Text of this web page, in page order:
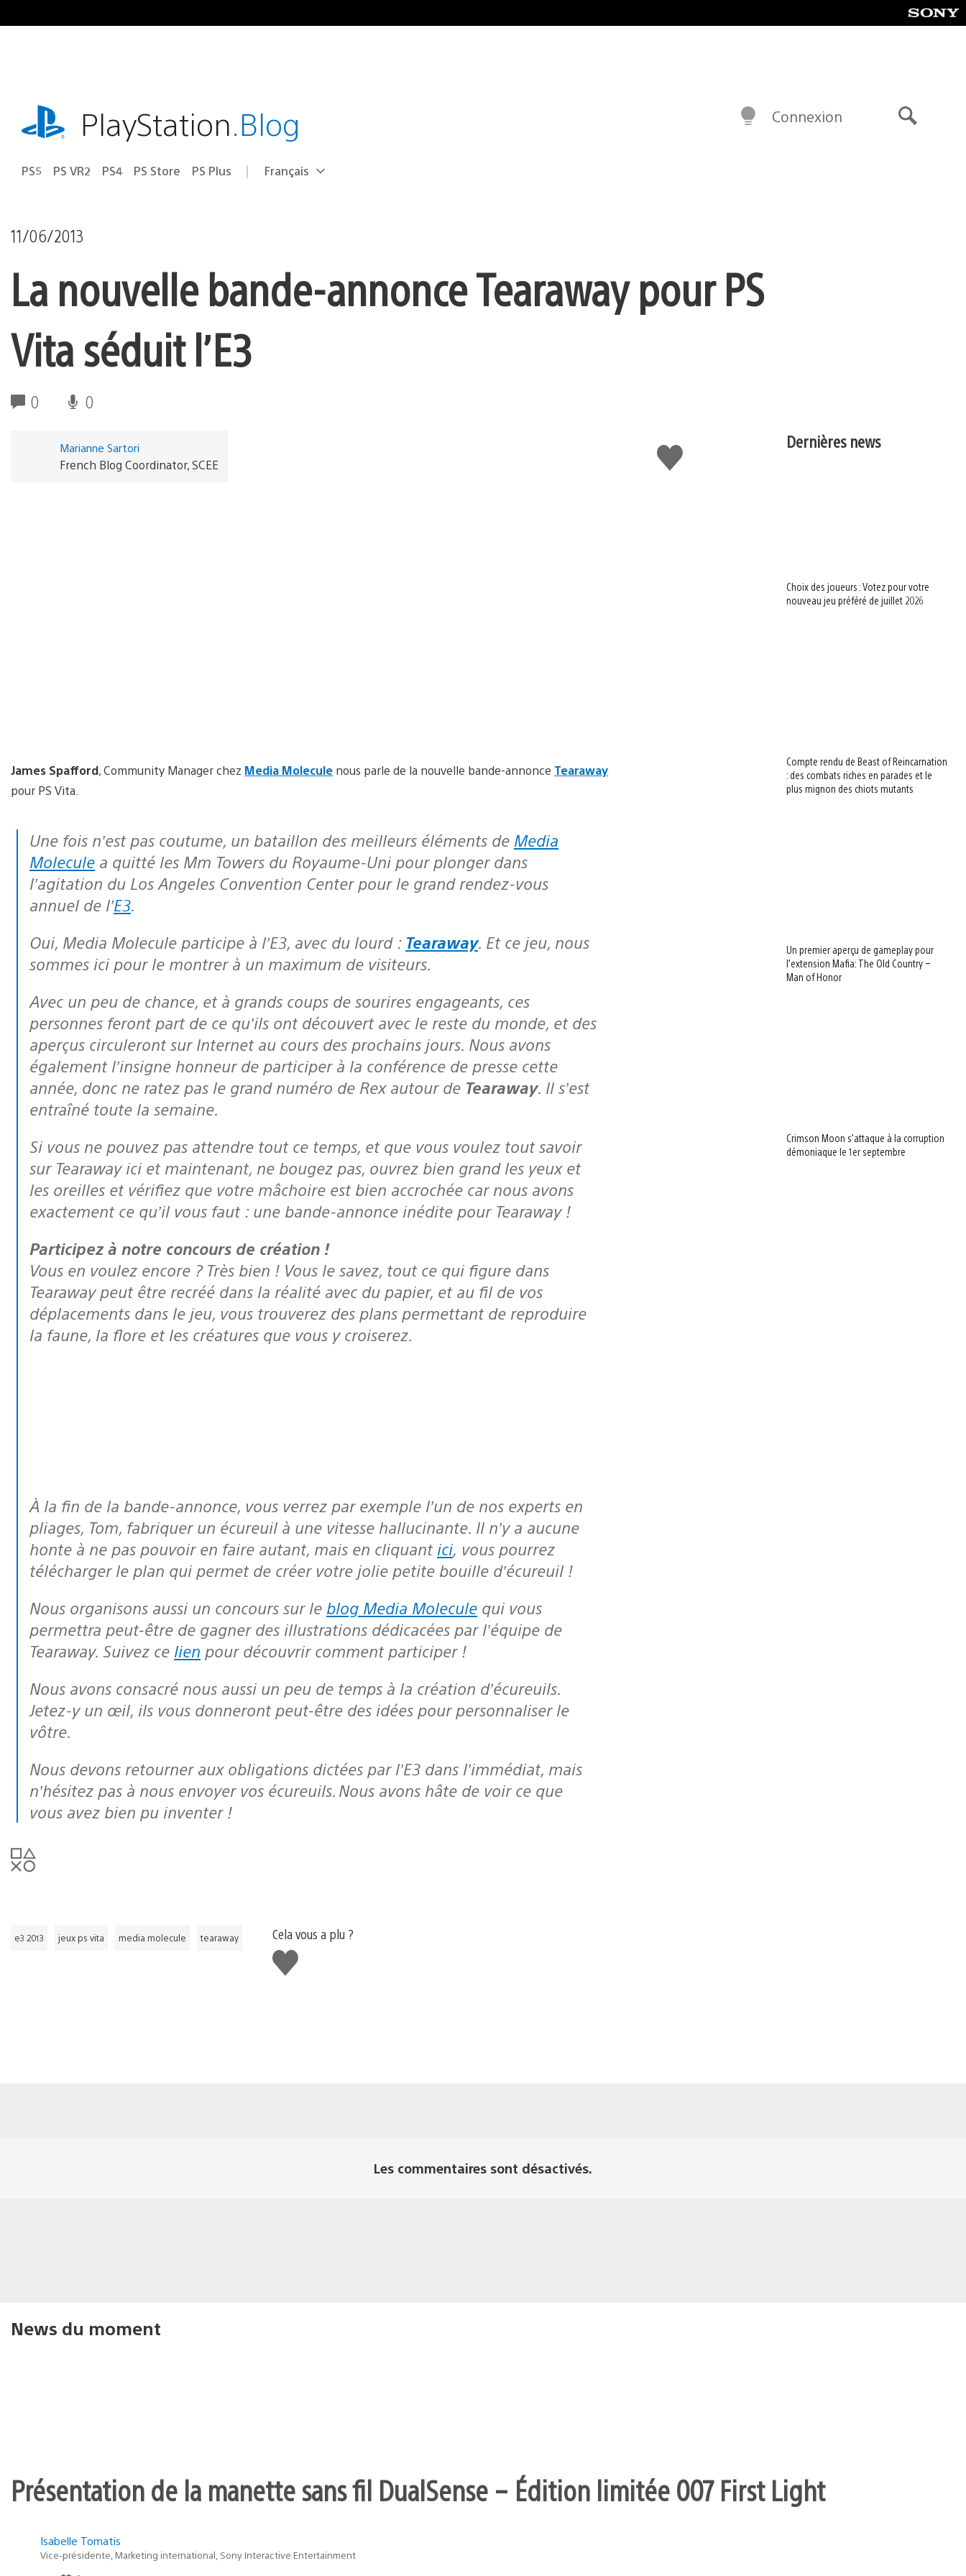
au
playstation.comPlayStation.Blog
PS5 PS VR2 PS4 PS Store PS Plus Choisir
Région
Français
Connexion
11/06/2013
La nouvelle bande-annonce Tearaway pour PS
Vita séduit l’E3
0 0
J'aime
Marianne Sartori
French Blog Coordinator, SCEE
James Spafford, Community Manager chez Media Molecule nous parle de la nouvelle bande-annonce Tearaway
pour PS Vita.
Une fois n’est pas coutume, un bataillon des meilleurs éléments de Media
Molecule a quitté les Mm Towers du Royaume-Uni pour plonger dans
l’agitation du Los Angeles Convention Center pour le grand rendez-vous
annuel de l’E3.
Oui, Media Molecule participe à l’E3, avec du lourd : Tearaway. Et ce jeu, nous
sommes ici pour le montrer à un maximum de visiteurs.
Avec un peu de chance, et à grands coups de sourires engageants, ces
personnes feront part de ce qu’ils ont découvert avec le reste du monde, et des
aperçus circuleront sur Internet au cours des prochains jours. Nous avons
également l’insigne honneur de participer à la conférence de presse cette
année, donc ne ratez pas le grand numéro de Rex autour de Tearaway. Il s’est
entraîné toute la semaine.
Si vous ne pouvez pas attendre tout ce temps, et que vous voulez tout savoir
sur Tearaway ici et maintenant, ne bougez pas, ouvrez bien grand les yeux et
les oreilles et vérifiez que votre mâchoire est bien accrochée car nous avons
exactement ce qu’il vous faut : une bande-annonce inédite pour Tearaway !
Participez à notre concours de création !
Vous en voulez encore ? Très bien ! Vous le savez, tout ce qui figure dans
Tearaway peut être recréé dans la réalité avec du papier, et au fil de vos
déplacements dans le jeu, vous trouverez des plans permettant de reproduire
la faune, la flore et les créatures que vous y croiserez.
À la fin de la bande-annonce, vous verrez par exemple l’un de nos experts en
pliages, Tom, fabriquer un écureuil à une vitesse hallucinante. Il n’y a aucune
honte à ne pas pouvoir en faire autant, mais en cliquant ici, vous pourrez
télécharger le plan qui permet de créer votre jolie petite bouille d’écureuil !
Nous organisons aussi un concours sur le blog Media Molecule qui vous
permettra peut-être de gagner des illustrations dédicacées par l’équipe de
Tearaway. Suivez ce lien pour découvrir comment participer !
Nous avons consacré nous aussi un peu de temps à la création d’écureuils.
Jetez-y un œil, ils vous donneront peut-être des idées pour personnaliser le
vôtre.
Nous devons retourner aux obligations dictées par l’E3 dans l’immédiat, mais
n’hésitez pas à nous envoyer vos écureuils. Nous avons hâte de voir ce que
vous avez bien pu inventer !
e3 2013 jeux ps vita media molecule tearaway
Cela vous a plu ?
J'aime
Dernières news
Choix des joueurs : Votez pour votre
nouveau jeu préféré de juillet 2026
Compte rendu de Beast of Reincarnation
: des combats riches en parades et le
plus mignon des chiots mutants
Un premier aperçu de gameplay pour
l’extension Mafia: The Old Country –
Man of Honor
Crimson Moon s’attaque à la corruption
démoniaque le 1er septembre
Les commentaires sont désactivés.
News du moment
Présentation de la manette sans fil DualSense – Édition limitée 007 First Light
Isabelle Tomatis
Vice-présidente, Marketing international, Sony Interactive Entertainment